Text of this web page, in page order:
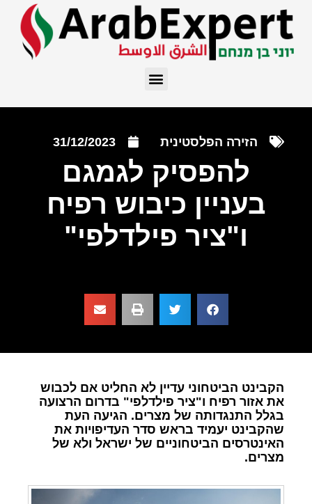
הזירה הפלסטינית 31/12/2023
להפסיק לגמגם
בעניין כיבוש רפיח
ו"ציר פילדלפי"
הקבינט הביטחוני עדיין לא החליט אם לכבוש
את אזור רפיח ו"ציר פילדלפי" בדרום הרצועה
בגלל התנגדותה של מצרים. הגיעה העת
שהקבינט יעמיד בראש סדר העדיפויות את
האינטרסים הביטחוניים של ישראל ולא של
מצרים.